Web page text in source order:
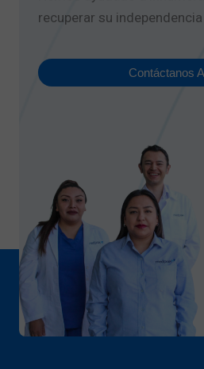
recuperar su
Contáctanos